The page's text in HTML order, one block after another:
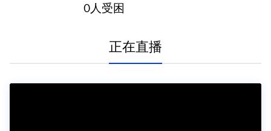
0人受困
正在直播